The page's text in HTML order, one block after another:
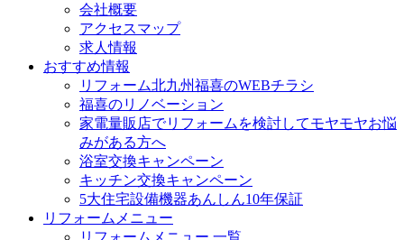
会社概要
アクセスマップ
求人情報
おすすめ情報
リフォーム北九州福喜のWEBチラシ
福喜のリノベーション
家電量販店でリフォームを検討してモヤモヤお悩
みがある方へ
浴室交換キャンペーン
キッチン交換キャンペーン
5大住宅設備機器あんしん10年保証
リフォームメニュー